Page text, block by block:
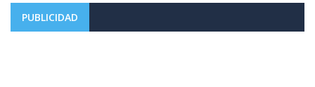
PUBLICIDAD